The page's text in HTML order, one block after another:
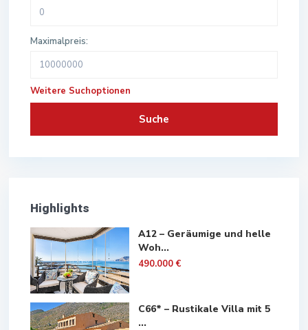
Maximalpreis:
Weitere Suchoptionen
Suche
Highlights
A12 – Geräumige und helle
Woh...
490.000 €
C66* – Rustikale Villa mit 5
...